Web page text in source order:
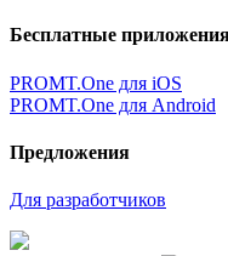
Бесплатные
PROMT.One для iOS
PROMT.One для Android
Предложения
Для разработчиков